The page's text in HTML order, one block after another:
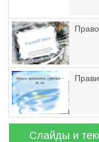
Слайды и